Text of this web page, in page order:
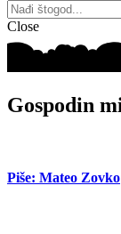
Close
Gospodin
Piše: Mateo Zovko